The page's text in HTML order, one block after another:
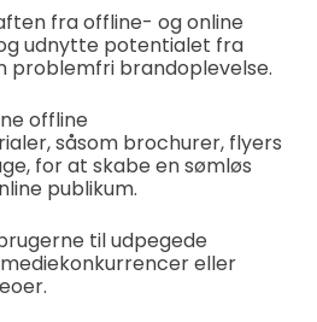
fra offline- og online
udnytte potentialet fra
problemfri brandoplevelse.
offline
såsom brochurer, flyers
for at skabe en sømløs
publikum.
til udpegede
eller